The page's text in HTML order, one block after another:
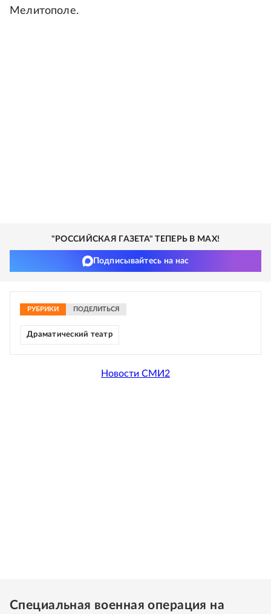
Мелитополе.
"РОССИЙСКАЯ ГАЗЕТА" ТЕПЕРЬ В MAX!
Подписывайтесь на нас
РУБРИКИ ПОДЕЛИТЬСЯ
Драматический театр
Новости СМИ2
Специальная военная операция на